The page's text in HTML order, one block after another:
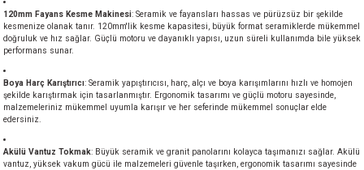
120mm Fayans Kesme Makinesi: Seramik ve fayansları hassas ve pürüzsüz bir şekilde
kesmenize olanak tanır. 120mm'lik kesme kapasitesi, büyük format seramiklerde mükemmel
doğruluk ve hız sağlar. Güçlü motoru ve dayanıklı yapısı, uzun süreli kullanımda bile yüksek
performans sunar.
Boya Harç Karıştırıcı: Seramik yapıştırıcısı, harç, alçı ve boya karışımlarını hızlı ve homojen
şekilde karıştırmak için tasarlanmıştır. Ergonomik tasarımı ve güçlü motoru sayesinde,
malzemeleriniz mükemmel uyumla karışır ve her seferinde mükemmel sonuçlar elde
edersiniz.
Akülü Vantuz Tokmak: Büyük seramik ve granit panolarını kolayca taşımanızı sağlar. Akülü
vantuz, yüksek vakum gücü ile malzemeleri güvenle taşırken, ergonomik tasarımı sayesinde